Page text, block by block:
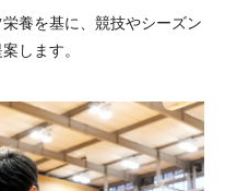
養を基に、競技やシーズン
ま す 。